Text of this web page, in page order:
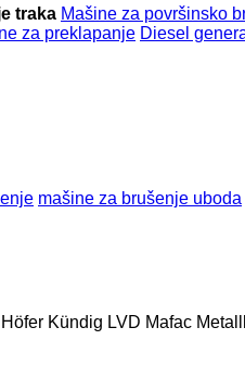
traka Mašine za površinsko
za preklapanje Diesel
mašine za brušenje uboda
Höfer Kündig LVD Mafac